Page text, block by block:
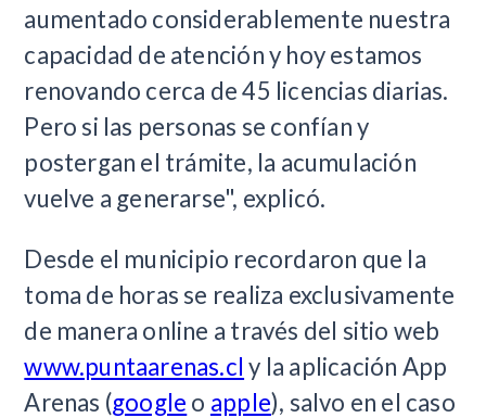
aumentado considerablemente nuestra
capacidad de atención y hoy estamos
renovando cerca de 45 licencias diarias.
Pero si las personas se confían y
postergan el trámite, la acumulación
vuelve a generarse", explicó.
Desde el municipio recordaron que la
toma de horas se realiza exclusivamente
de manera online a través del sitio web
www.puntaarenas.cl y la aplicación App
Arenas (google o apple), salvo en el caso